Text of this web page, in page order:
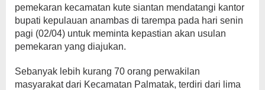
pemekaran kecamatan kute siantan mendatangi kantor
bupati kepulauan anambas di tarempa pada hari senin
pagi (02/04) untuk meminta kepastian akan usulan
pemekaran yang diajukan.
Sebanyak lebih kurang 70 orang perwakilan
masyarakat dari Kecamatan Palmatak, terdiri dari lima